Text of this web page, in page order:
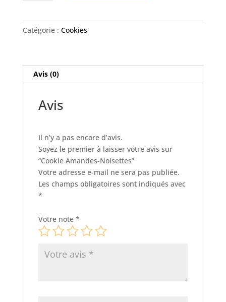
Noisettes
Catégorie : Cookies
Avis (0)
Avis
Il n’y a pas encore d’avis.
Soyez le premier à laisser votre avis sur
“Cookie Amandes-Noisettes”
Votre adresse e-mail ne sera pas publiée.
Les champs obligatoires sont indiqués avec
*
Votre note *